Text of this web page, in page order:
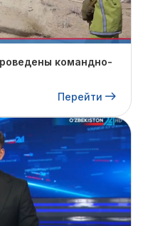
командно-
Перейти